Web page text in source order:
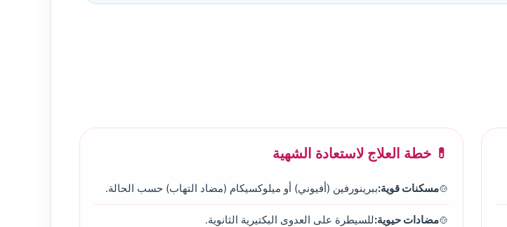
💊 خطة العلاج لاستعادة الشهية
مسكنات قوية:ببرينورفين (أفيوني) أو ميلوكسيكام (مضاد التهاب) حسب الحالة.
مضادات حيوية:للسيطرة على العدوى البكتيرية الثانوية.